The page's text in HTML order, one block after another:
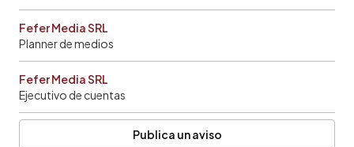
Fefer Media SRL
Planner de medios
Fefer Media SRL
Ejecutivo de cuentas
Publica un aviso